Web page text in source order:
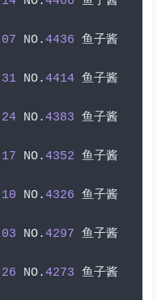
07 NO.4436 鱼子酱
31 NO.4414 鱼子酱
24 NO.4383 鱼子酱
17 NO.4352 鱼子酱
10 NO.4326 鱼子酱
03 NO.4297 鱼子酱
26 NO.4273 鱼子酱